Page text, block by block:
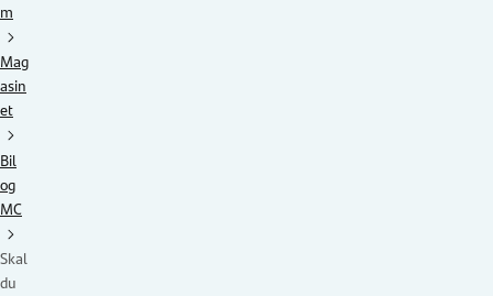
m
Mag
asin
et
Bil
og
MC
Skal
du